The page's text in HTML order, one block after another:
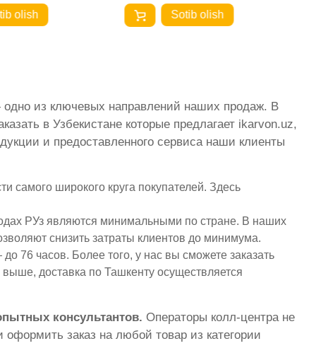
Sotib olish Sotib olish
из ключевых направлений наших продаж. В
в Узбекистане которые предлагает ikarvon.uz,
и предоставленного сервиса наши клиенты
самого широкого круга покупателей. Здесь
РУз являются минимальными по стране. В наших
снизить затраты клиентов до минимума.
76 часов. Более того, у нас вы сможете заказать
доставка по Ташкенту осуществляется
консультантов. Операторы колл-центра не
заказ на любой товар из категории